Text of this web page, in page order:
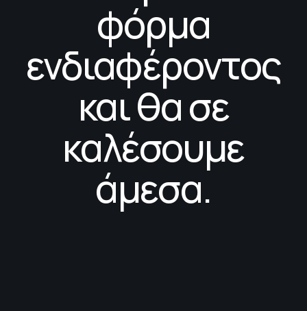
φόρμα
ενδιαφέροντος
και θα σε
καλέσουμε
άμεσα.